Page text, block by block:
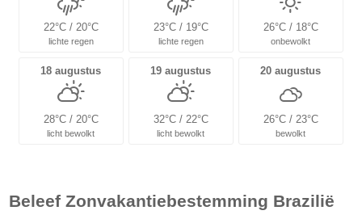
22°C / 20°C
lichte regen
23°C / 19°C
lichte regen
26°C / 18°C
onbewolkt
18 augustus
28°C / 20°C
licht bewolkt
19 augustus
32°C / 22°C
licht bewolkt
20 augustus
26°C / 23°C
bewolkt
Beleef Zonvakantiebestemming Brazilië